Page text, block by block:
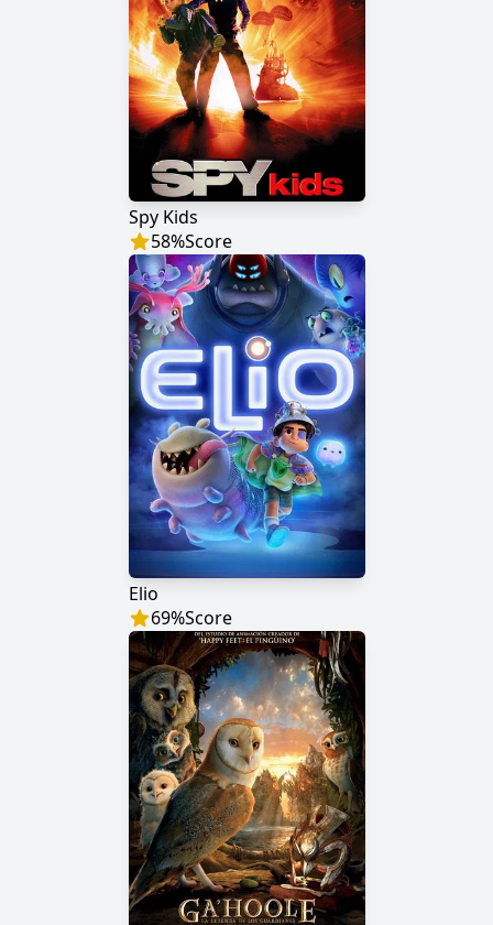
Spy Kids
58%Score
Elio
69%Score